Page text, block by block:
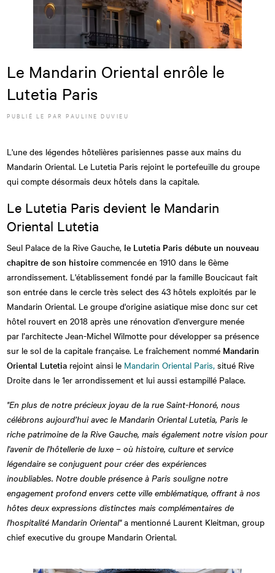
Le Mandarin Oriental enrôle le
Lutetia Paris
PUBLIÉ LEPARPAULINE DUVIEU
L'une des légendes hôtelières parisiennes passe aux mains du
Mandarin Oriental. Le Lutetia Paris rejoint le portefeuille du groupe
qui compte désormais deux hôtels dans la capitale.
Le Lutetia Paris devient le Mandarin
Oriental Lutetia
Seul Palace de la Rive Gauche, le Lutetia Paris débute un nouveau
chapitre de son histoire commencée en 1910 dans le 6ème
arrondissement. L'établissement fondé par la famille Boucicaut fait
son entrée dans le cercle très select des 43 hôtels exploités par le
Mandarin Oriental. Le groupe d'origine asiatique mise donc sur cet
hôtel rouvert en 2018 après une rénovation d'envergure menée
par l’architecte Jean-Michel Wilmotte pour développer sa présence
sur le sol de la capitale française. Le fraîchement nommé Mandarin
Oriental Lutetia rejoint ainsi le Mandarin Oriental Paris, situé Rive
Droite dans le 1er arrondissement et lui aussi estampillé Palace.
"En plus de notre précieux joyau de la rue Saint-Honoré, nous
célébrons aujourd’hui avec le Mandarin Oriental Lutetia, Paris le
riche patrimoine de la Rive Gauche, mais également notre vision pour
l'avenir de l'hôtellerie de luxe – où histoire, culture et service
légendaire se conjuguent pour créer des expériences
inoubliables. Notre double présence à Paris souligne notre
engagement profond envers cette ville emblématique, offrant à nos
hôtes deux expressions distinctes mais complémentaires de
l'hospitalité Mandarin Oriental"a mentionné Laurent Kleitman, group
chief executive du groupe Mandarin Oriental.